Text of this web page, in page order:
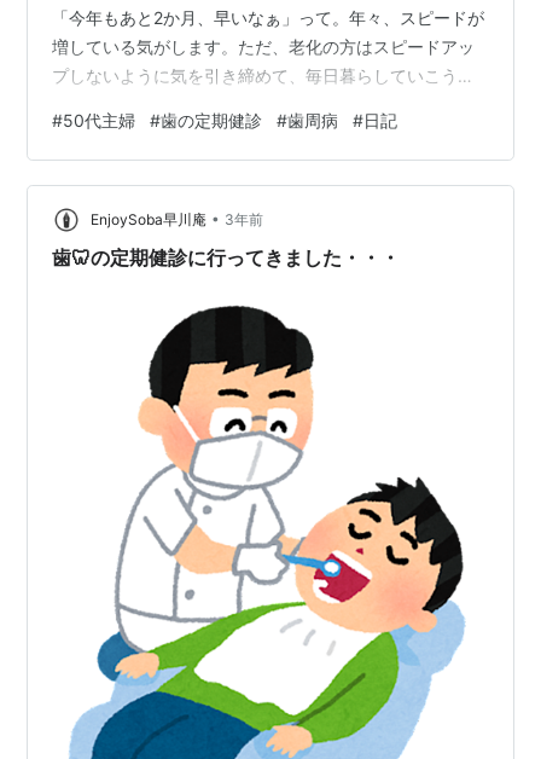
「今年もあと2か月、早いなぁ」って。年々、スピードが
増している気がします。ただ、老化の方はスピードアッ
プしないように気を引き締めて、毎日暮らしていこうと
行ってきました。半年ごとに歯医者さんから「定期健診
のお知らせ」のハガキが届くので、忘れずに定期健診を
受けることができます。私のモットーでもある「健康が
一番の節約」を実践するためにも、定期健診は大切だと
思っています。歯の治療は、場合によっては金額が高く
#50代主婦 #歯の定期健診 #歯周病 #日記
EnjoySoba早川庵 • 3年前
歯🦷の定期健診に行ってきました・・・